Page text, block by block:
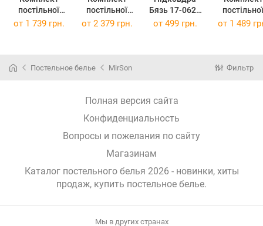
постільної
білизни Бязь
220 см
постільної
білизни Бязь
210 см
Бязь 17-0629
Diamond Black
постільної
білизни Бязь
220 см
от 1 739 грн. от 2 379 грн. от 499 грн. от 1 489
Постельное белье MirSon Фильтр
Полная версия сайта
Конфиденциальность
Вопросы и пожелания по сайту
Магазинам
Каталог постельного белья 2026 - новинки, хиты
продаж, купить постельное белье.
Мы в других странах